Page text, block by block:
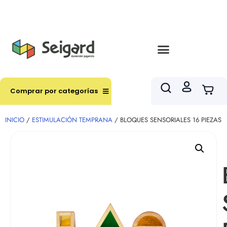
Comprar por categorías
INICIO / ESTIMULACIÓN TEMPRANA / BLOQUES SENSORIALES 16 PIEZAS